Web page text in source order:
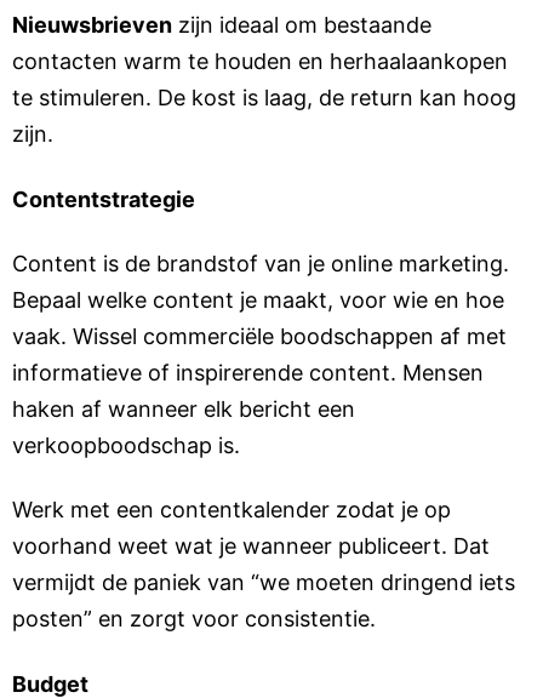
Nieuwsbrieven zijn ideaal om bestaande
contacten warm te houden en herhaalaankopen
te stimuleren. De kost is laag, de return kan hoog
zijn.
Contentstrategie
Content is de brandstof van je online marketing.
Bepaal welke content je maakt, voor wie en hoe
vaak. Wissel commerciële boodschappen af met
informatieve of inspirerende content. Mensen
haken af wanneer elk bericht een
verkoopboodschap is.
Werk met een contentkalender zodat je op
voorhand weet wat je wanneer publiceert. Dat
vermijdt de paniek van “we moeten dringend iets
posten” en zorgt voor consistentie.
Budget